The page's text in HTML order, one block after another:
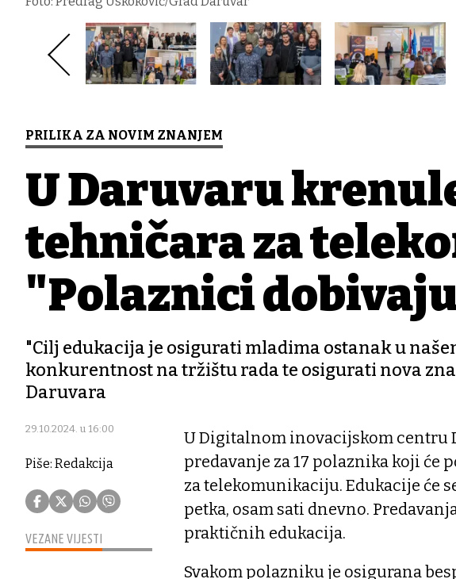
PRILIKA ZA NOVIM ZNANJEM
U Daruvaru
tehničara za
"Polaznici
"Cilj edukacija je osigurati mladima ostanak u
konkurentnost na tržištu rada te osigurati nova
Daruvara
29.10.2024. u 16:00
Piše: Redakcija
VEZANE VIJESTI
U Digitalnom inovacijskom centru
predavanje za 17 polaznika koji će
za telekomunikaciju. Edukacije će
petka, osam sati dnevno.
praktičnih edukacija.
Svakom polazniku je osigurana